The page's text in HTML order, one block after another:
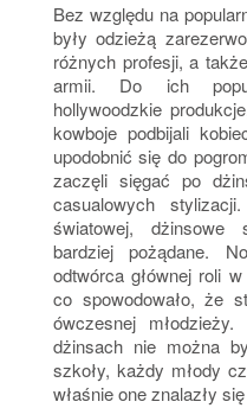
Bez względu na
były odzieżą
różnych profesji, a
armii. Do ich
hollywoodzkie
kowboje podbijali
upodobnić się do
zaczęli sięgać po
casualowych
światowej, dżinsowe
bardziej pożądane.
odtwórca głównej roli
co spowodowało, że
ówczesnej
dżinsach nie można
szkoły, każdy młody
właśnie one znalazły